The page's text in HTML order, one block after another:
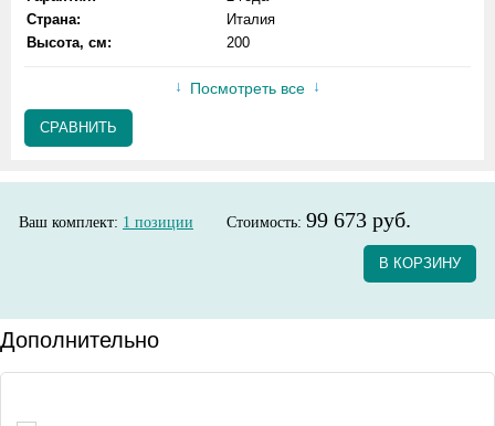
Страна:
Италия
Высота, см:
200
Посмотреть все
СРАВНИТЬ
Ваш комплект: 1 позиции Стоимость: 99 673 руб.
В КОРЗИНУ
Дополнительно